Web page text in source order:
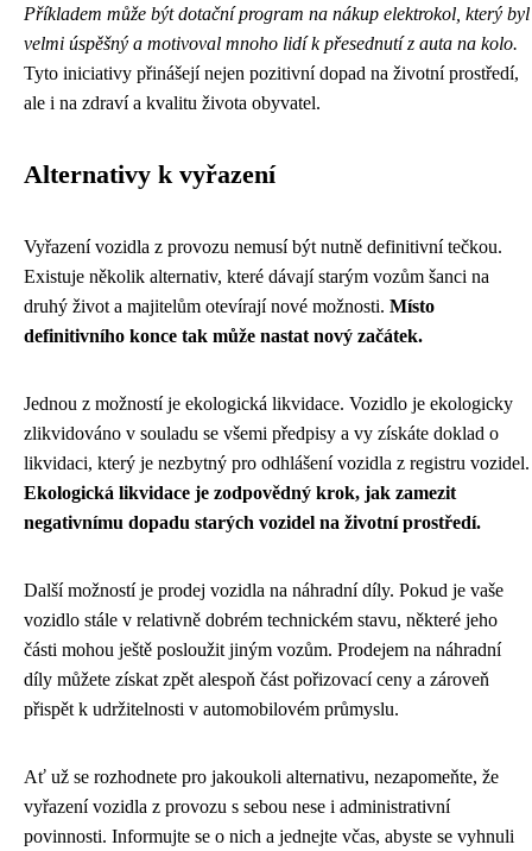
Příkladem může být dotační program na nákup elektrokol, který byl
velmi úspěšný a motivoval mnoho lidí k přesednutí z auta na kolo.
Tyto iniciativy přinášejí nejen pozitivní dopad na životní prostředí,
ale i na zdraví a kvalitu života obyvatel.
Alternativy k vyřazení
Vyřazení vozidla z provozu nemusí být nutně definitivní tečkou.
Existuje několik alternativ, které dávají starým vozům šanci na
druhý život a majitelům otevírají nové možnosti. Místo
definitivního konce tak může nastat nový začátek.
Jednou z možností je ekologická likvidace. Vozidlo je ekologicky
zlikvidováno v souladu se všemi předpisy a vy získáte doklad o
likvidaci, který je nezbytný pro odhlášení vozidla z registru vozidel.
Ekologická likvidace je zodpovědný krok, jak zamezit
negativnímu dopadu starých vozidel na životní prostředí.
Další možností je prodej vozidla na náhradní díly. Pokud je vaše
vozidlo stále v relativně dobrém technickém stavu, některé jeho
části mohou ještě posloužit jiným vozům. Prodejem na náhradní
díly můžete získat zpět alespoň část pořizovací ceny a zároveň
přispět k udržitelnosti v automobilovém průmyslu.
Ať už se rozhodnete pro jakoukoli alternativu, nezapomeňte, že
vyřazení vozidla z provozu s sebou nese i administrativní
povinnosti. Informujte se o nich a jednejte včas, abyste se vyhnuli